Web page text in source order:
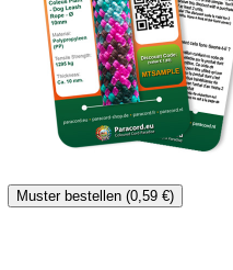
Muster bestellen (0,59 €)